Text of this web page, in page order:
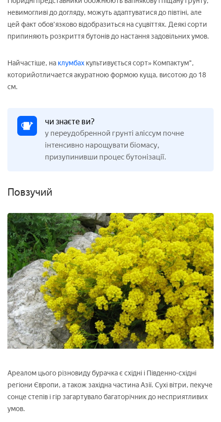
невимогливі до догляду, можуть адаптуватися до півтіні, але
цей факт обов'язково відобразиться на суцвіттях. Деякі сорти
припиняють розкриття бутонів до настання задовільних умов.
Найчастіше, на клумбах культивується сорт» Компактум",
которийотличается акуратною формою куща, висотою до 18
см.
чи знаєте ви?
у переудобренной грунті аліссум почне
інтенсивно нарощувати біомасу,
призупинивши процес бутонізації.
Повзучий
Ареалом цього різновиду бурачка є східні і Південно-східні
регіони Європи, а також західна частина Азії. Сухі вітри, пекуче
сонце степів і гір загартувало багаторічник до несприятливих
умов.